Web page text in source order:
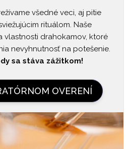
všedné veci, aj pitie
rituálom. Naše
vlastnosti drahokamov, ktoré
nevyhnutnosť na potešenie.
sa stáva zážitkom!
OVERENÍ